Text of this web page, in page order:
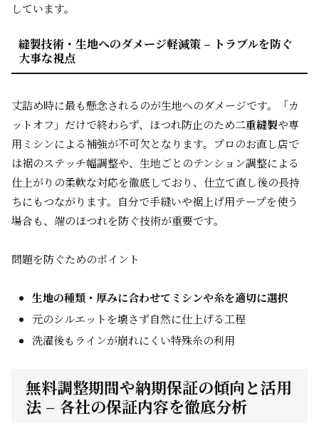
しています。
縫製技術・生地へのダメージ軽減策 – トラブルを防ぐ
大事な視点
丈詰め時に最も懸念されるのが生地へのダメージです。「カ
ットオフ」だけで終わらず、ほつれ防止のため二重縫製や専
用ミシンによる補強が不可欠となります。プロのお直し店で
は裾のステッチ幅調整や、生地ごとのテンション調整による
仕上がりの柔軟な対応を徹底しており、仕立て直し後の長持
ちにもつながります。自分で手縫いや裾上げ用テープを使う
場合も、端のほつれを防ぐ技術が重要です。
問題を防ぐためのポイント
生地の種類・厚みに合わせてミシンや糸を適切に選択
元のシルエットを壊さず自然に仕上げる工程
洗濯後もラインが崩れにくい特殊糸の利用
無料調整期間や納期保証の傾向と活用
法 – 各社の保証内容を徹底分析